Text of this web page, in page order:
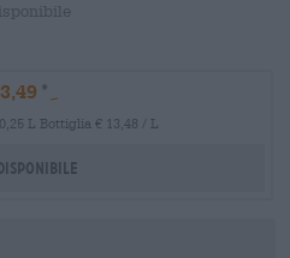
0,25 L Bottiglia € 13,48 / L